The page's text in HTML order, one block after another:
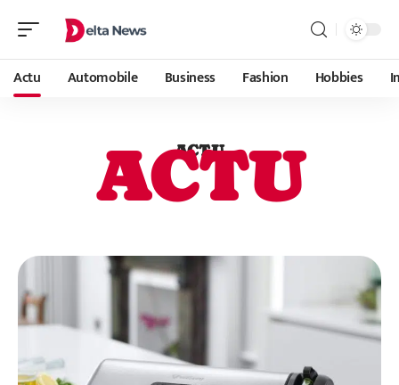
Actu Automobile Business Fashion Hobbies
ACTU
ACTU